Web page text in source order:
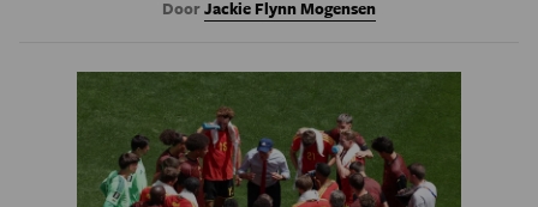
DoorJackie Flynn Mogensen